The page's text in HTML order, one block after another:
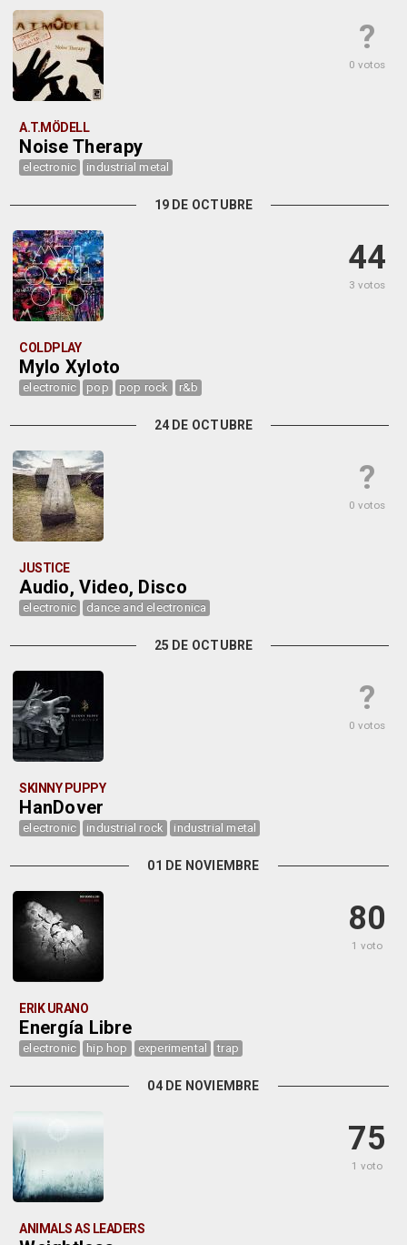
?
0 votos
A.T.MÖDELL
Noise Therapy
electronic industrial metal
19 DE OCTUBRE
44
3 votos
COLDPLAY
Mylo Xyloto
electronic pop pop rock r&b
24 DE OCTUBRE
?
0 votos
JUSTICE
Audio, Video, Disco
electronic dance and electronica
25 DE OCTUBRE
?
0 votos
SKINNY PUPPY
HanDover
electronic industrial rock industrial metal
01 DE NOVIEMBRE
80
1 voto
ERIK URANO
Energía Libre
electronic hip hop experimental trap
04 DE NOVIEMBRE
75
1 voto
ANIMALS AS LEADERS